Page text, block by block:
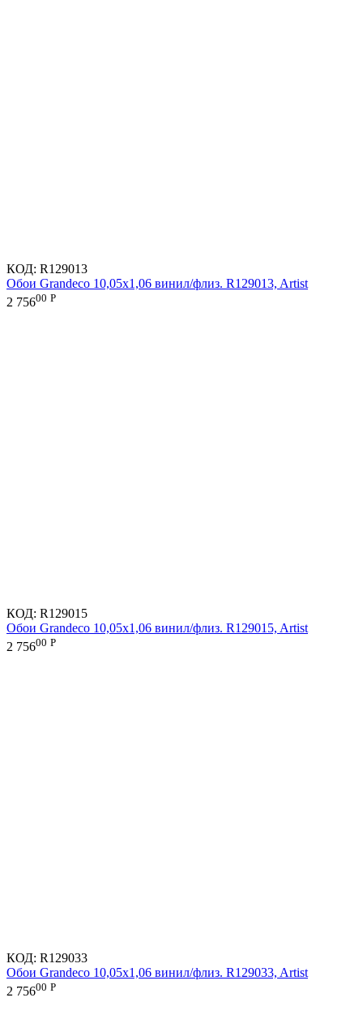
КОД: R129013
Обои Grandeco 10,05х1,06 винил/флиз. R129013, Artist
2 75600 Р
КОД: R129015
Обои Grandeco 10,05х1,06 винил/флиз. R129015, Artist
2 75600 Р
КОД: R129033
Обои Grandeco 10,05х1,06 винил/флиз. R129033, Artist
2 75600 Р